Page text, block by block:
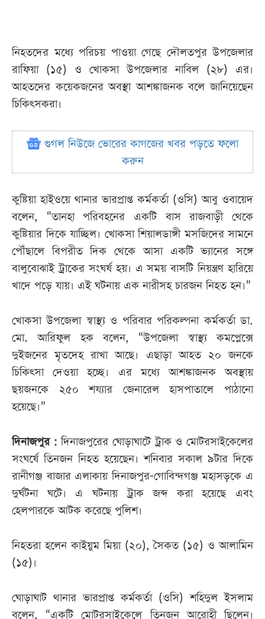
নিহতদের মধ্যে পরিচয় পাওয়া গেছে দৌলতপুর উপজেলার
রাফিয়া (১৫) ও খোকসা উপজেলার নাবিল (২৮) এর।
আহতদের কয়েকজনের অবস্থা আশঙ্কাজনক বলে জানিয়েছেন
চিকিৎসকরা।
গুগল নিউজে ভোরের কাগজের খবর পড়তে ফলো
করুন
কুষ্টিয়া হাইওয়ে থানার ভারপ্রাপ্ত কর্মকর্তা (ওসি) আবু ওবায়েদ
বলেন, “তানহা পরিবহনের একটি বাস রাজবাড়ী থেকে
কুষ্টিয়ার দিকে যাচ্ছিল। খোকসা শিয়ালডাঙ্গী মসজিদের সামনে
পৌঁছালে বিপরীত দিক থেকে আসা একটি ভ্যানের সঙ্গে
বালুবোঝাই ট্রাকের সংঘর্ষ হয়। এ সময় বাসটি নিয়ন্ত্রণ হারিয়ে
খাদে পড়ে যায়। এই ঘটনায় এক নারীসহ চারজন নিহত হন।”
খোকসা উপজেলা স্বাস্থ্য ও পরিবার পরিকল্পনা কর্মকর্তা ডা.
মো. আরিফুল হক বলেন, “উপজেলা স্বাস্থ্য কমপ্লেক্সে
দুইজনের মৃতদেহ রাখা আছে। এছাড়া আহত ২০ জনকে
চিকিৎসা দেওয়া হচ্ছে। এর মধ্যে আশঙ্কাজনক অবস্থায়
ছয়জনকে ২৫০ শয্যার জেনারেল হাসপাতালে পাঠানো
হয়েছে।”
দিনাজপুর :দিনাজপুরের ঘোড়াঘাটে ট্রাক ও মোটরসাইকেলের
সংঘর্ষে তিনজন নিহত হয়েছেন। শনিবার সকাল ৯টার দিকে
রানীগঞ্জ বাজার এলাকায় দিনাজপুর-গোবিন্দগঞ্জ মহাসড়কে এ
দুর্ঘটনা ঘটে। এ ঘটনায় ট্রাক জব্দ করা হয়েছে এবং
হেলপারকে আটক করেছে পুলিশ।
নিহতরা হলেন কাইয়ুম মিয়া (২০), সৈকত (১৫) ও আলামিন
(১৫)।
ঘোড়াঘাট থানার ভারপ্রাপ্ত কর্মকর্তা (ওসি) শহিদুল ইসলাম
বলেন, “একটি মোটরসাইকেলে তিনজন আরোহী ছিলেন।